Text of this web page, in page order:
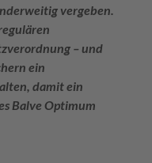
vergeben.
– und
ein
damit ein
Balve Optimum